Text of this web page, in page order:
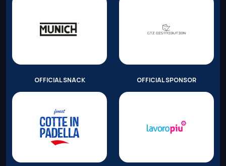
OFFICIAL SNACK OFFICIAL SPONSOR